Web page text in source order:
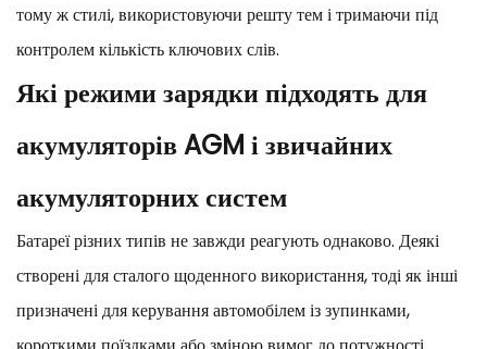
тому ж стилі, використовуючи решту тем і тримаючи під
контролем кількість ключових слів.
Які режими зарядки підходять для
акумуляторів AGM і звичайних
акумуляторних систем
Батареї різних типів не завжди реагують однаково. Деякі
створені для сталого щоденного використання, тоді як інші
призначені для керування автомобілем із зупинками,